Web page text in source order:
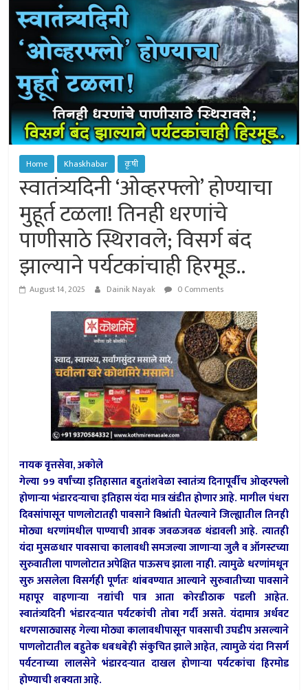
of
Sangamner
Home Khaskhabar कृषी
स्वातंत्र्यदिनी ‘ओव्हरफ्लो’ होण्याचा
मुहूर्त टळला! तिनही धरणांचे
पाणीसाठे स्थिरावले; विसर्ग बंद
झाल्याने पर्यटकांचाही हिरमूड..
August 14, 2025 Dainik Nayak 0 Comments
नायक वृत्तसेवा, अकोले
गेल्या 99 वर्षांच्या इतिहासात बहुतांशवेळा स्वातंत्र्य दिनापूर्वीच ओव्हरफ्लो
होणार्‍या भंडारदर्‍याचा इतिहास यंदा मात्र खंडीत होणार आहे. मागील पंधरा
दिवसांपासून पाणलोटातही पावसाने विश्रांती घेतल्याने जिल्ह्यातील तिनही
मोठ्या धरणांमधील पाण्याची आवक जवळजवळ थंडावली आहे. त्यातही
यंदा मुसळधार पावसाचा कालावधी समजल्या जाणार्‍या जुलै व ऑगस्टच्या
सुरुवातीला पाणलोटात अपेक्षित पाऊसच झाला नाही. त्यामुळे धरणांमधून
सुरु असलेला विसर्गही पूर्णतः थांबवण्यात आल्याने सुरुवातीच्या पावसाने
महापूर वाहणार्‍या नद्यांची पात्र आता कोरडीठाक पडली आहेत.
स्वातंत्र्यदिनी भंडारदर्‍यात पर्यटकांची तोबा गर्दी असते. यंदामात्र अर्धवट
धरणसाठ्यासह गेल्या मोठ्या कालावधीपासून पावसाची उघडीप असल्याने
पाणलोटातील बहुतेक धबधबेही संकुचित झाले आहेत, त्यामुळे यंदा निसर्ग
पर्यटनाच्या लालसेने भंडारदर्‍यात दाखल होणार्‍या पर्यटकांचा हिरमोड
होण्याची शक्यता आहे.